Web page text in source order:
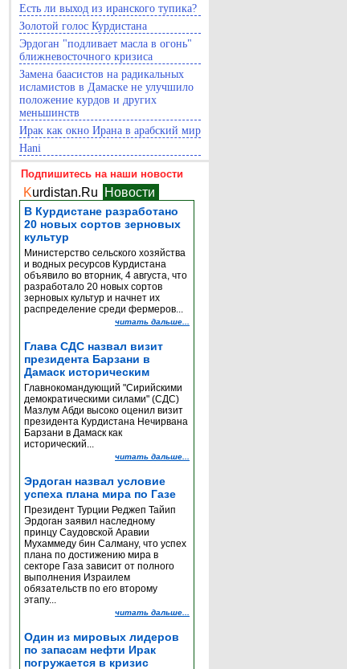
Есть ли выход из иранского тупика?
Золотой голос Курдистана
Эрдоган "подливает масла в огонь"
ближневосточного кризиса
Замена баасистов на радикальных
исламистов в Дамаске не улучшило
положение курдов и других
меньшинств
Ирак как окно Ирана в арабский мир
Hani
Подпишитесь на наши новости
Kurdistan.Ru Новости
В Курдистане разработано
20 новых сортов зерновых
культур
Министерство сельского хозяйства
и водных ресурсов Курдистана
объявило во вторник, 4 августа, что
разработало 20 новых сортов
зерновых культур и начнет их
распределение среди фермеров...
читать дальше...
Глава СДС назвал визит
президента Барзани в
Дамаск историческим
Главнокомандующий "Сирийскими
демократическими силами" (СДС)
Мазлум Абди высоко оценил визит
президента Курдистана Нечирвана
Барзани в Дамаск как
исторический...
читать дальше...
Эрдоган назвал условие
успеха плана мира по Газе
Президент Турции Реджеп Тайип
Эрдоган заявил наследному
принцу Саудовской Аравии
Мухаммеду бин Салману, что успех
плана по достижению мира в
секторе Газа зависит от полного
выполнения Израилем
обязательств по его второму
этапу...
читать дальше...
Один из мировых лидеров
по запасам нефти Ирак
погружается в кризис